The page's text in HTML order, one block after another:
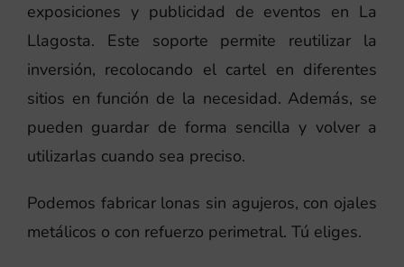
exposiciones y publicidad de eventos en La
Llagosta. Este soporte permite reutilizar la
inversión, recolocando el cartel en diferentes
sitios en función de la necesidad. Además, se
pueden guardar de forma sencilla y volver a
utilizarlas cuando sea preciso.
Podemos fabricar lonas sin agujeros, con ojales
metálicos o con refuerzo perimetral. Tú eliges.